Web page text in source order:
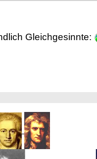
Gleichgesinnte: